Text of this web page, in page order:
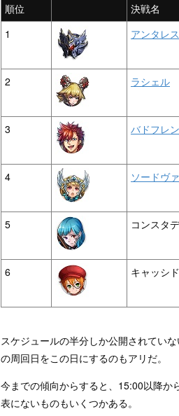
順位 決戦名
1
アンタレス
2 ラシェル
3 バドフレン
4 ソードヴ
5 コンスタ
6 キャッシ
スケジュールの半分しか公開されてい
の周回日をこの日にするのもアリだ。
今までの傾向からすると、15:00以降か
表にないものもいくつかある。